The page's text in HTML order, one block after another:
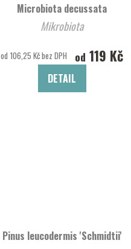
Microbiota decussata
Mikrobiota
od 106,25 Kč bez DPH od 119 Kč
DETAIL
Pinus leucodermis 'Schmidtii'